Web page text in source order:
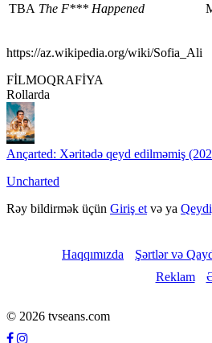
TBA The F*** Happened
https://az.wikipedia.org/wiki/Sofia_Ali
FİLMOQRAFİYA
Rollarda
Ançarted: Xəritədə qeyd edilməmiş
Uncharted
Rəy bildirmək üçün Giriş et və ya
Haqqımızda Şərtlər və
Reklam
© 2026 tvseans.com